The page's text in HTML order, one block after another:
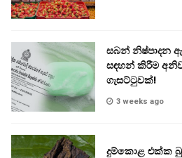
සබන් නිෂ්පාදන
සඳහන් කිරීම
ගැසට්ටුවක්!
3 weeks ago
දුම්කොළ එක්ක